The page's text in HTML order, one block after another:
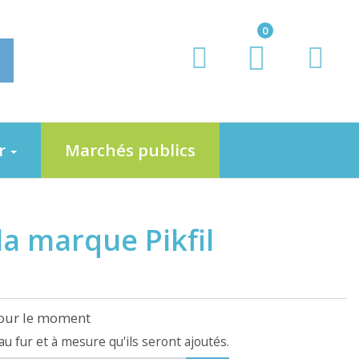
0
Marchés publics
marque Pikfil
le moment
fur et à mesure qu'ils seront ajoutés.